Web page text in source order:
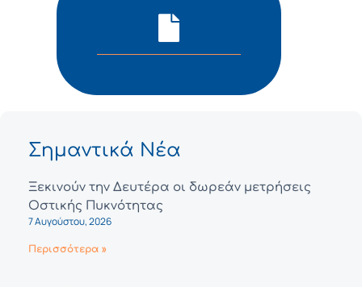
Σημαντικά Νέα
Ξεκινούν την Δευτέρα οι δωρεάν μετρήσεις
Οστικής Πυκνότητας
7 Αυγούστου, 2026
Περισσότερα »